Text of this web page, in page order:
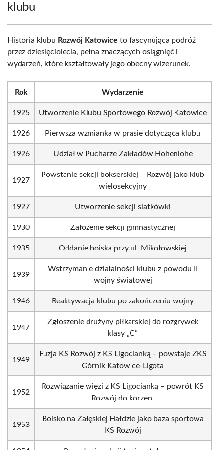
klubu
Historia klubu Rozwój Katowice to fascynująca podróż
przez dziesięciolecia, pełna znaczących osiągnięć i
wydarzeń, które kształtowały jego obecny wizerunek.
Rok Wydarzenie
1925 Utworzenie Klubu Sportowego Rozwój Katowice
1926 Pierwsza wzmianka w prasie dotycząca klubu
1926 Udział w Pucharze Zakładów Hohenlohe
1927
Powstanie sekcji bokserskiej – Rozwój jako klub
wielosekcyjny
1927 Utworzenie sekcji siatkówki
1930 Założenie sekcji gimnastycznej
1935 Oddanie boiska przy ul. Mikołowskiej
1939
Wstrzymanie działalności klubu z powodu II
wojny światowej
1946 Reaktywacja klubu po zakończeniu wojny
1947
Zgłoszenie drużyny piłkarskiej do rozgrywek
klasy „C”
1949
Fuzja KS Rozwój z KS Ligocianką – powstaje ZKS
Górnik Katowice-Ligota
1952
Rozwiązanie więzi z KS Ligocianką – powrót KS
Rozwój do korzeni
1953
Boisko na Załęskiej Hałdzie jako baza sportowa
KS Rozwój